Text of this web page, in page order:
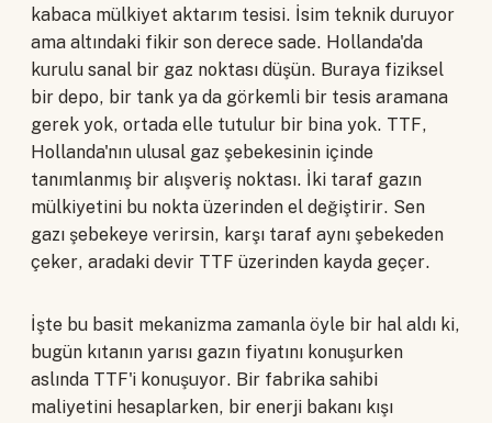
kabaca mülkiyet aktarım tesisi. İsim teknik duruyor
ama altındaki fikir son derece sade. Hollanda'da
kurulu sanal bir gaz noktası düşün. Buraya fiziksel
bir depo, bir tank ya da görkemli bir tesis aramana
gerek yok, ortada elle tutulur bir bina yok. TTF,
Hollanda'nın ulusal gaz şebekesinin içinde
tanımlanmış bir alışveriş noktası. İki taraf gazın
mülkiyetini bu nokta üzerinden el değiştirir. Sen
gazı şebekeye verirsin, karşı taraf aynı şebekeden
çeker, aradaki devir TTF üzerinden kayda geçer.
İşte bu basit mekanizma zamanla öyle bir hal aldı ki,
bugün kıtanın yarısı gazın fiyatını konuşurken
aslında TTF'i konuşuyor. Bir fabrika sahibi
maliyetini hesaplarken, bir enerji bakanı kışı